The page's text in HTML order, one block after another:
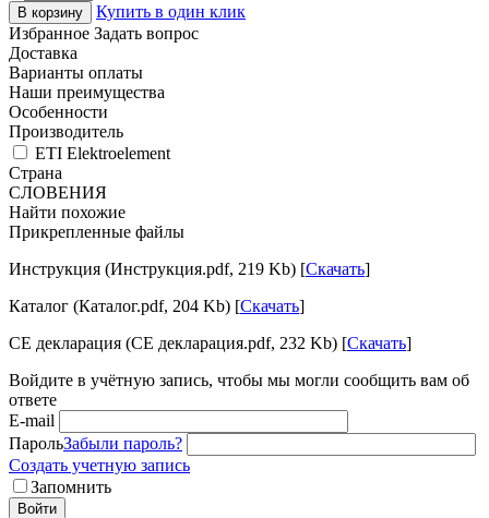
В корзину
Купить в один клик
Избранное Задать вопрос
Доставка
Варианты оплаты
Наши преимущества
Особенности
Производитель
ETI Elektroelement
Страна
СЛОВЕНИЯ
Найти похожие
Прикрепленные файлы
Инструкция (Инструкция.pdf, 219 Kb) [Скачать]
Каталог (Каталог.pdf, 204 Kb) [Скачать]
CE декларация (CE декларация.pdf, 232 Kb) [Скачать]
Войдите в учётную запись, чтобы мы могли сообщить вам об
ответе
E-mail
ПарольЗабыли пароль?
Создать учетную запись
Запомнить
Войти